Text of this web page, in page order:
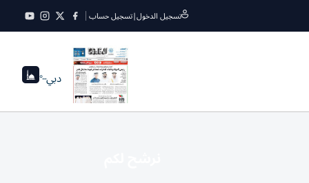
تسجيل الدخول|تسجيل حساب
دبي--°